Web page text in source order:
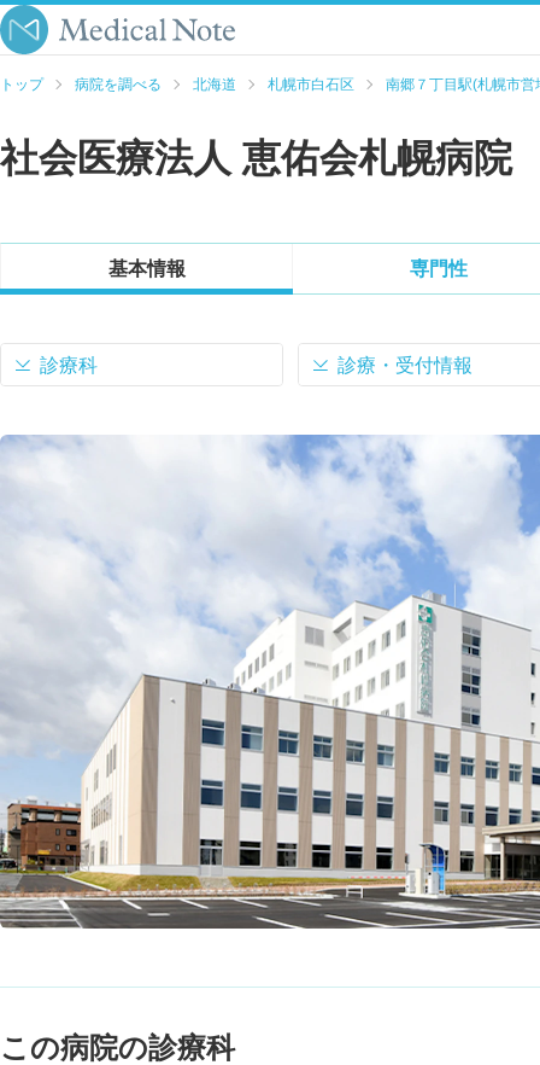
トップ 病院を調べる 北海道 札幌市白石区 南郷７丁目駅(札幌市営
社会医療法人 恵佑会札幌病院
基本情報 専門性
診療科 診療・受付情報
この病院の診療科